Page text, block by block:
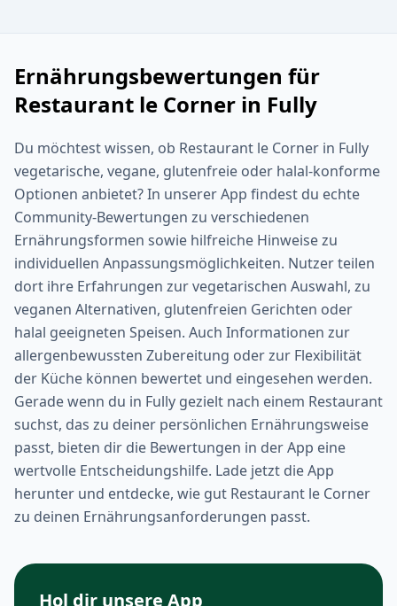
Ernährungsbewertungen für
Restaurant le Corner in Fully
Du möchtest wissen, ob Restaurant le Corner in Fully
vegetarische, vegane, glutenfreie oder halal-konforme
Optionen anbietet? In unserer App findest du echte
Community-Bewertungen zu verschiedenen
Ernährungsformen sowie hilfreiche Hinweise zu
individuellen Anpassungsmöglichkeiten. Nutzer teilen
dort ihre Erfahrungen zur vegetarischen Auswahl, zu
veganen Alternativen, glutenfreien Gerichten oder
halal geeigneten Speisen. Auch Informationen zur
allergenbewussten Zubereitung oder zur Flexibilität
der Küche können bewertet und eingesehen werden.
Gerade wenn du in Fully gezielt nach einem Restaurant
suchst, das zu deiner persönlichen Ernährungsweise
passt, bieten dir die Bewertungen in der App eine
wertvolle Entscheidungshilfe. Lade jetzt die App
herunter und entdecke, wie gut Restaurant le Corner
zu deinen Ernährungsanforderungen passt.
Hol dir unsere App